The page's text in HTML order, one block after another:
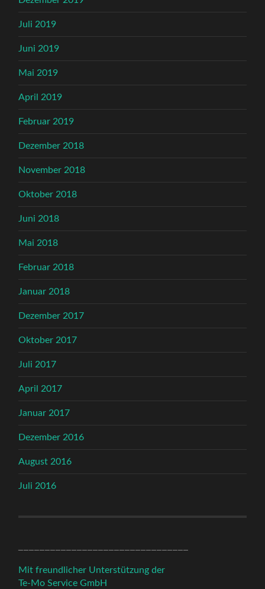
Juli 2019
Juni 2019
Mai 2019
April 2019
Februar 2019
Dezember 2018
November 2018
Oktober 2018
Juni 2018
Mai 2018
Februar 2018
Januar 2018
Dezember 2017
Oktober 2017
Juli 2017
April 2017
Januar 2017
Dezember 2016
August 2016
Juli 2016
Mit freundlicher Unterstützung der
Te-Mo Service GmbH